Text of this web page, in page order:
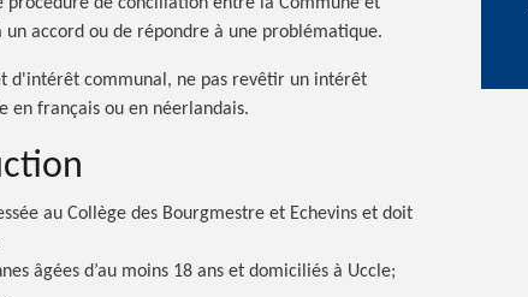
un accord ou de répondre à une problématique.
d'intérêt communal, ne pas revêtir un intérêt
français ou en néerlandais.
au Collège des Bourgmestre et Echevins et doit
âgées d’au moins 18 ans et domiciliés à Uccle;